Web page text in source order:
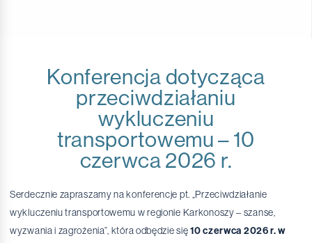
Konferencja dotycząca
przeciwdziałaniu
wykluczeniu
transportowemu – 10
czerwca 2026 r.
Serdecznie zapraszamy na konferencje pt. „Przeciwdziałanie
wykluczeniu transportowemu w regionie Karkonoszy – szanse,
wyzwania i zagrożenia”, która odbędzie się10 czerwca 2026 r. w